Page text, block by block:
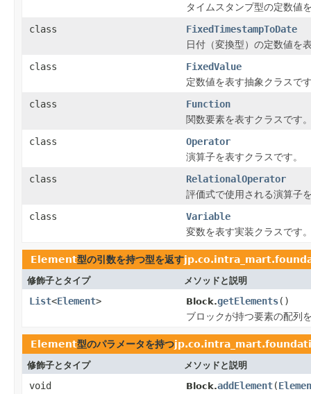
タイムスタンプ型の定数値
class
FixedTimestampToDate
日付（変換型）の定数値を
class
FixedValue
定数値を表す抽象クラスで
class
Function
関数要素を表すクラスです
class
Operator
演算子を表すクラスです。
class
RelationalOperator
評価式で使用される演算子
class
Variable
変数を表す実装クラスです
Element型の引数を持つ型を返す
修飾子とタイプ メソッドと説明
List<Element> Block.getElements()
ブロックが持つ要素の配列
Element型のパラメータを持つ
修飾子とタイプ メソッドと説明
void Block.addElement(